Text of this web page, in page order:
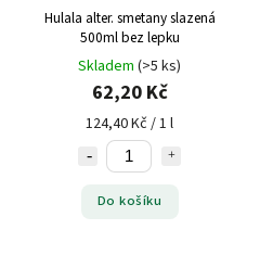
Hulala alter. smetany slazená
500ml bez lepku
Skladem (>5 ks)
62,20 Kč
124,40 Kč / 1 l
Do košíku